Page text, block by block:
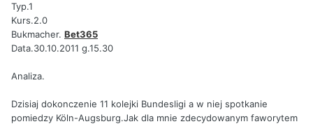
Typ.1
Kurs.2.0
Bukmacher. Bet365
Data.30.10.2011 g.15.30
Analiza.
Dzisiaj dokonczenie 11 kolejki Bundesligi a w niej spotkanie
pomiedzy Köln-Augsburg.Jak dla mnie zdecydowanym faworytem